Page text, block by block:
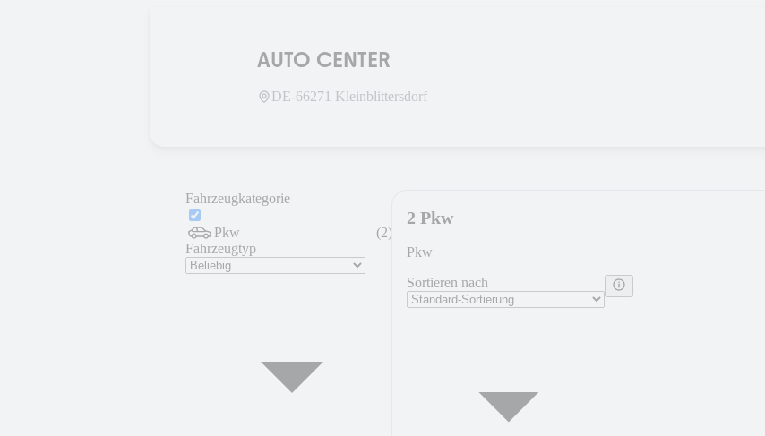
AUTO CENTER
DE-66271 Kleinblittersdorf
Fahrzeugkategorie
Pkw (2)
Fahrzeugtyp
2 Pkw
Pkw
Sortieren nach